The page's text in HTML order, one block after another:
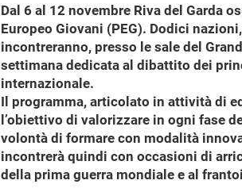
Dal 6 al 12 novembre Riva del Garda
Europeo Giovani (PEG). Dodici
incontreranno, presso le sale del
settimana dedicata al dibattito dei
internazionale.
Il programma, articolato in attività di
l’obiettivo di valorizzare in ogni fase
volontà di formare con modalità
incontrerà quindi con occasioni di
della prima guerra mondiale e al